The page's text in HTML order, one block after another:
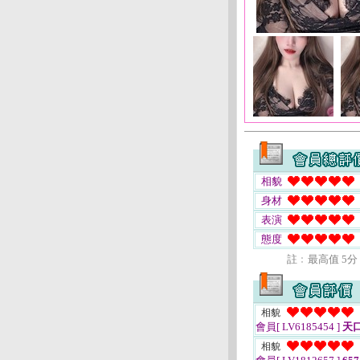
相貌
身材
表演
態度
註﹕最高值 5分
相貌
會員[ LV6185454 ] 天
相貌